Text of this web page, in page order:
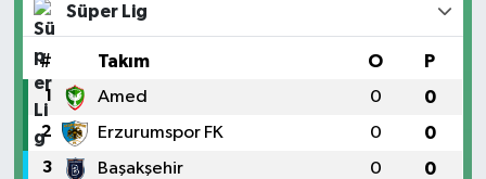
Süper Lig
# Takım O P
1 Amed 0 0
2 Erzurumspor FK 0 0
3 Başakşehir 0 0